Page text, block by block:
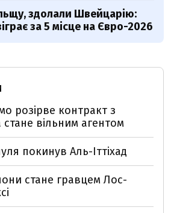
здолали Швейцарію:
за 5 місце на Євро-2026
розірве контракт з
вільним агентом
покинув Аль-Іттіхад
стане гравцем Лос-